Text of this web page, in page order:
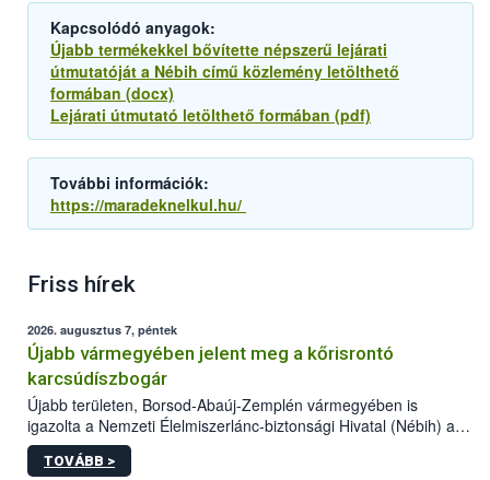
Kapcsolódó anyagok:
Újabb termékekkel bővítette népszerű lejárati
útmutatóját a Nébih című közlemény letölthető
formában (docx)
Lejárati útmutató letölthető formában (pdf)
További információk:
https://maradeknelkul.hu/
Friss hírek
2026. augusztus 7, péntek
Újabb vármegyében jelent meg a kőrisrontó
karcsúdíszbogár
Újabb területen, Borsod-Abaúj-Zemplén vármegyében is
igazolta a Nemzeti Élelmiszerlánc-biztonsági Hivatal (Nébih) a
kőrisrontó karcsúdíszbogár (Agrilus planipennis) jelenlétét. A
kártevőt nem csak színcsapdában találták meg, de már fertőzött
TOVÁBB >